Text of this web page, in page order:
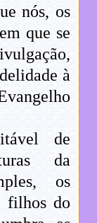
nós, os
que se
à
de
da
os
filhos do